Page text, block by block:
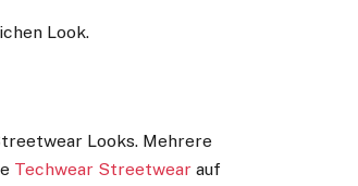
Look.
Looks. Mehrere
Techwear Streetwear auf